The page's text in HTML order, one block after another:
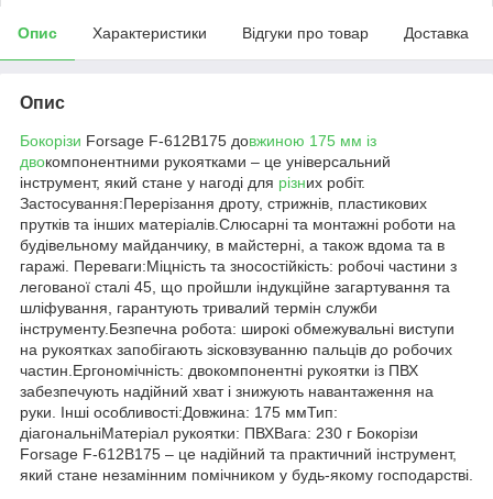
Опис Характеристики Відгуки про товар Доставка
Опис
Бокорізи Forsage F-612B175 довжиною 175 мм із
двокомпонентними рукоятками – це універсальний
інструмент, який стане у нагоді для різних робіт.
Застосування:Перерізання дроту, стрижнів, пластикових
прутків та інших матеріалів.Слюсарні та монтажні роботи на
будівельному майданчику, в майстерні, а також вдома та в
гаражі. Переваги:Міцність та зносостійкість: робочі частини з
легованої сталі 45, що пройшли індукційне загартування та
шліфування, гарантують тривалий термін служби
інструменту.Безпечна робота: широкі обмежувальні виступи
на рукоятках запобігають зісковзуванню пальців до робочих
частин.Ергономічність: двокомпонентні рукоятки із ПВХ
забезпечують надійний хват і знижують навантаження на
руки. Інші особливості:Довжина: 175 ммТип:
діагональніМатеріал рукоятки: ПВХВага: 230 г Бокорізи
Forsage F-612B175 – це надійний та практичний інструмент,
який стане незамінним помічником у будь-якому господарстві.